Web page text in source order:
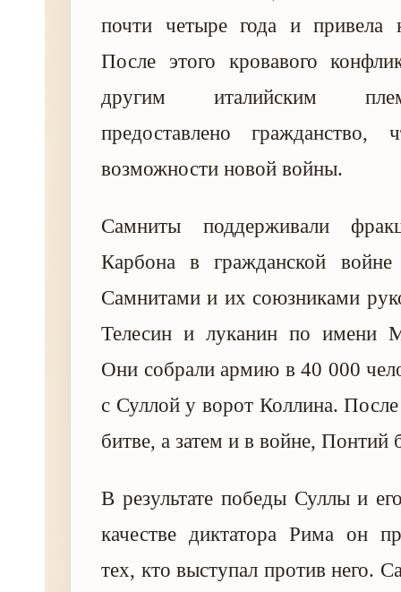
почти четыре года и привела
После этого кровавого
другим италийским
предоставлено гражданство,
возможности новой войны.
Самниты поддерживали
Карбона в гражданской
Самнитами и их союзниками
Телесин и луканин по имени
Они собрали армию в 40 000
с Суллой у ворот Коллина.
битве, а затем и в войне, Понтий
В результате победы Суллы и
качестве диктатора Рима он
тех, кто выступал против него.